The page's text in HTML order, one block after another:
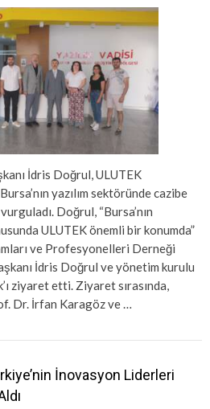
İdris Doğrul, ULUTEK
yazılım sektöründe cazibe
Doğrul, “Bursa’nın
ULUTEK önemli bir konumda”
ve Profesyonelleri Derneği
İdris Doğrul ve yönetim kurulu
ziyaret etti. Ziyaret sırasında,
Dr. İrfan Karagöz ve …
İnovasyon Liderleri